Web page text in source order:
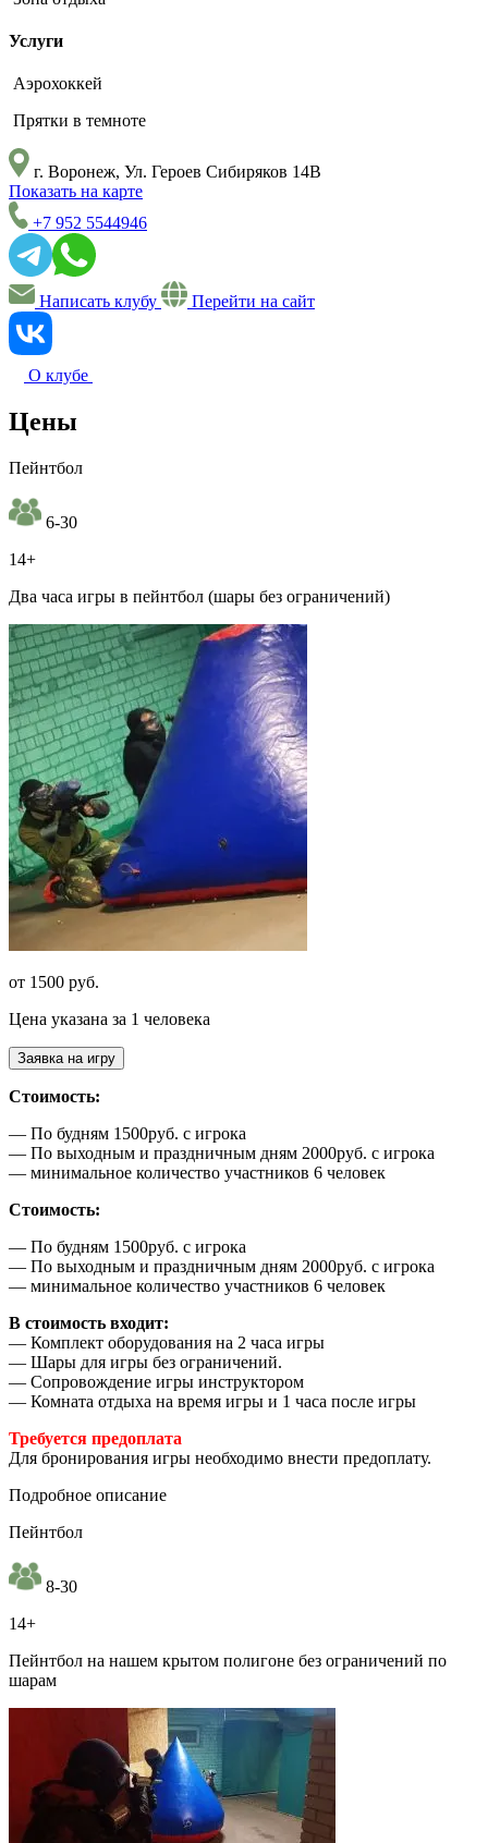
Услуги
Аэрохоккей
Прятки в темноте
г. Воронеж, Ул. Героев Сибиряков 14В
Показать на карте
+7 952 5544946
Написать клубу Перейти на сайт
О клубе
Цены
Пейнтбол
6-30
14+
Два часа игры в пейнтбол (шары без ограничений)
от 1500 руб.
Цена указана за 1 человека
Заявка на игру
Стоимость:
— По будням 1500руб. с игрока
— По выходным и праздничным дням 2000руб. с игрока
— минимальное количество участников 6 человек
Стоимость:
— По будням 1500руб. с игрока
— По выходным и праздничным дням 2000руб. с игрока
— минимальное количество участников 6 человек
В стоимость входит:
— Комплект оборудования на 2 часа игры
— Шары для игры без ограничений.
— Сопровождение игры инструктором
— Комната отдыха на время игры и 1 часа после игры
Требуется предоплата
Для бронирования игры необходимо внести предоплату.
Подробное описание
Пейнтбол
8-30
14+
Пейнтбол на нашем крытом полигоне без ограничений по
шарам